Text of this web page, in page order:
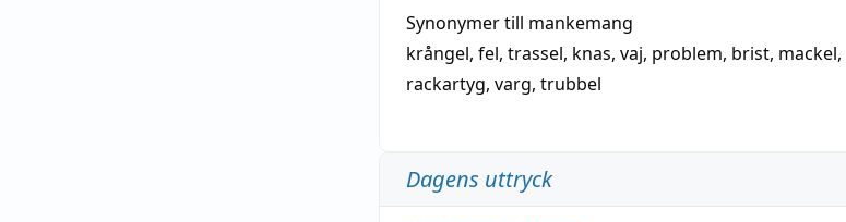
Synonymer till mankemang
krångel, fel, trassel, knas, vaj, problem, brist, mackel,
rackartyg, varg, trubbel
Dagens uttryck